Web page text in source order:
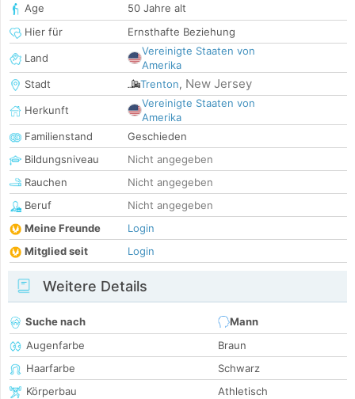
Age
50 Jahre alt
Hier für
Ernsthafte Beziehung
Land
Vereinigte Staaten von
Amerika
Stadt
Trenton, New Jersey
Herkunft
Vereinigte Staaten von
Amerika
Familienstand
Geschieden
Bildungsniveau
Nicht angegeben
Rauchen
Nicht angegeben
Beruf
Nicht angegeben
Meine Freunde
Login
Mitglied seit
Login
Weitere Details
Suche nach
Mann
Augenfarbe
Braun
Haarfarbe
Schwarz
Körperbau
Athletisch